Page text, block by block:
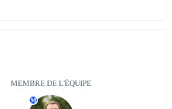
MEMBRE DE L'ÉQUIPE
M